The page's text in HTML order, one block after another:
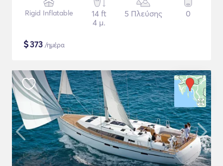
Rigid Inflatable
14 ft
4 μ.
5 Πλεύσης 0
$373 /ημέρα